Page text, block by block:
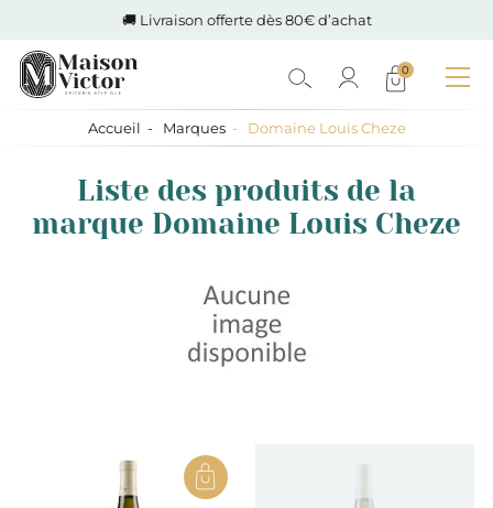
🚚 Livraison offerte dès 80€ d’achat
0
Accueil Marques Domaine Louis Cheze
Liste des produits de la
marque Domaine Louis Cheze